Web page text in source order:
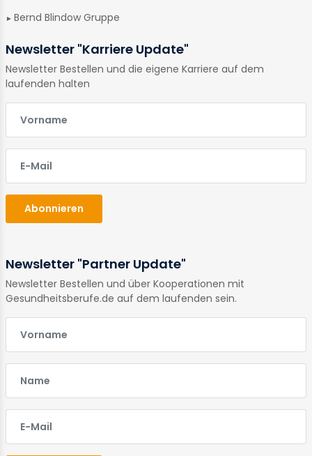
Bernd Blindow Gruppe
Newsletter "Karriere Update"
Newsletter Bestellen und die eigene Karriere auf dem
laufenden halten
Abonnieren
Newsletter "Partner Update"
Newsletter Bestellen und über Kooperationen mit
Gesundheitsberufe.de auf dem laufenden sein.